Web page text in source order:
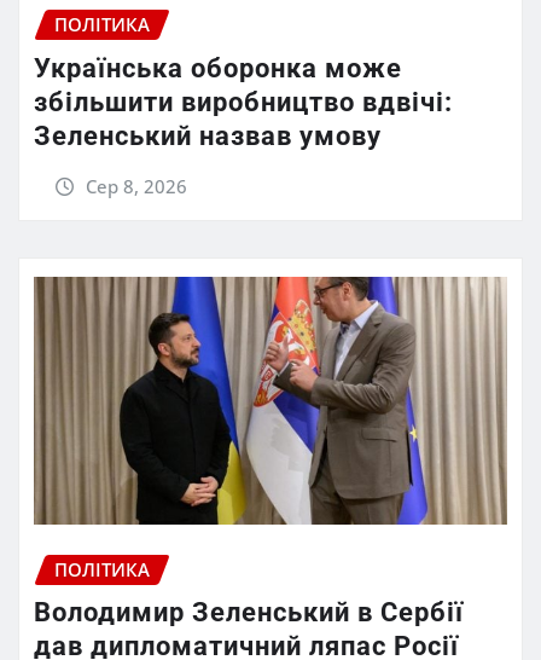
ПОЛІТИКА
Українська оборонка може
збільшити виробництво вдвічі:
Зеленський назвав умову
Сер 8, 2026
ПОЛІТИКА
Володимир Зеленський в Сербії
дав дипломатичний ляпас Росії